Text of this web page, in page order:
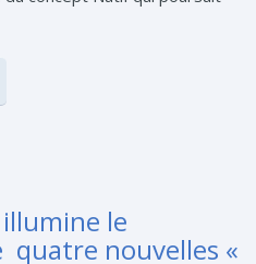
le
quatre nouvelles «